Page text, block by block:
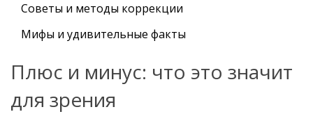
Советы и методы коррекции
Мифы и удивительные факты
Плюс и минус: что это значит
для зрения